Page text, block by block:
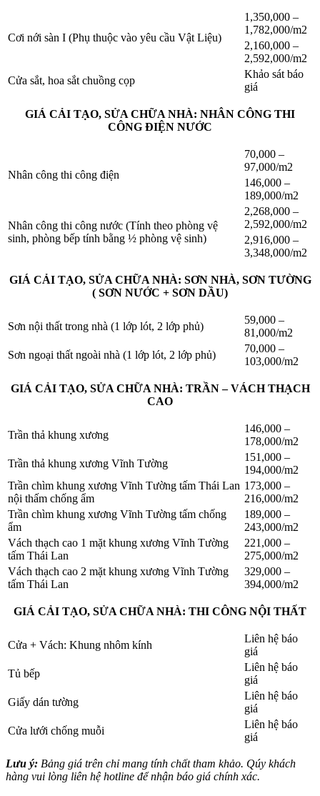
Cơi nới sàn I (Phụ thuộc vào yêu cầu Vật Liệu)
1,350,000 –
1,782,000/m2
2,160,000 –
2,592,000/m2
Cửa sắt, hoa sắt chuồng cọp
Khảo sát báo
giá
GIÁ CẢI TẠO, SỬA CHỮA NHÀ: NHÂN CÔNG THI
CÔNG ĐIỆN NƯỚC
Nhân công thi công điện
70,000 –
97,000/m2
146,000 –
189,000/m2
Nhân công thi công nước (Tính theo phòng vệ
sinh, phòng bếp tính bằng ½ phòng vệ sinh)
2,268,000 –
2,592,000/m2
2,916,000 –
3,348,000/m2
GIÁ CẢI TẠO, SỬA CHỮA NHÀ: SƠN NHÀ, SƠN TƯỜNG
( SƠN NƯỚC + SƠN DẦU)
Sơn nội thất trong nhà (1 lớp lót, 2 lớp phủ)
59,000 –
81,000/m2
Sơn ngoại thất ngoài nhà (1 lớp lót, 2 lớp phủ)
70,000 –
103,000/m2
GIÁ CẢI TẠO, SỬA CHỮA NHÀ: TRẦN – VÁCH THẠCH
CAO
Trần thả khung xương
146,000 –
178,000/m2
Trần thả khung xương Vĩnh Tường
151,000 –
194,000/m2
Trần chìm khung xương Vĩnh Tường tấm Thái Lan
nội thấm chống ẩm
173,000 –
216,000/m2
Trần chìm khung xương Vĩnh Tường tấm chống
ẩm
189,000 –
243,000/m2
Vách thạch cao 1 mặt khung xương Vĩnh Tường
tấm Thái Lan
221,000 –
275,000/m2
Vách thạch cao 2 mặt khung xương Vĩnh Tường
tấm Thái Lan
329,000 –
394,000/m2
GIÁ CẢI TẠO, SỬA CHỮA NHÀ: THI CÔNG NỘI THẤT
Cửa + Vách: Khung nhôm kính
Liên hệ báo
giá
Tủ bếp
Liên hệ báo
giá
Giấy dán tường
Liên hệ báo
giá
Cửa lưới chống muỗi
Liên hệ báo
giá
Lưu ý: Bảng giá trên chỉ mang tính chất tham khảo. Qúy khách
hàng vui lòng liên hệ hotline để nhận báo giá chính xác.